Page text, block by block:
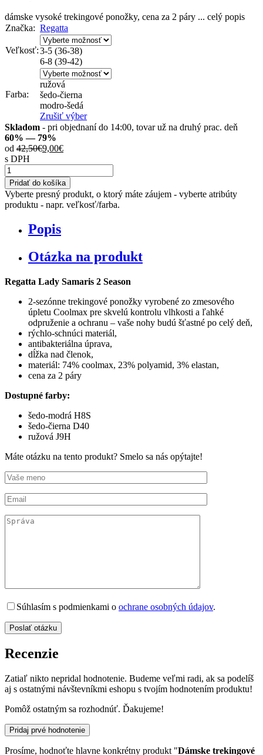
dámske vysoké trekingové ponožky, cena za 2 páry ... celý popis
Značka: Regatta
Veľkosť:3-5 (36-38)
6-8 (39-42)
Farba:
ružová
šedo-čierna
modro-šedá
Zrušiť výber
Skladom - pri objednaní do 14:00, tovar už na druhý prac. deň
60% — 79%
od 42,50€9,00€
s DPH
množstvo
Dámske
trekingové
ponožky
Regatta
Samaris
Season
RWH046
Pridať do košíka
Vyberte presný produkt, o ktorý máte záujem - vyberte atribúty
produktu - napr. veľkosť/farba.
Popis
Otázka na produkt
Regatta Lady Samaris 2 Season
2-sezónne trekingové ponožky vyrobené zo zmesového
úpletu Coolmax pre skvelú kontrolu vlhkosti a ľahké
odpruženie a ochranu – vaše nohy budú šťastné po celý deň,
rýchlo-schnúci materiál,
antibakteriálna úprava,
dĺžka nad členok,
materiál: 74% coolmax, 23% polyamid, 3% elastan,
cena za 2 páry
Dostupné farby:
šedo-modrá H8S
šedo-čierna D40
ružová J9H
Máte otázku na tento produkt? Smelo sa nás opýtajte!
Súhlasím s podmienkami o ochrane osobných údajov.
Recenzie
Zatiaľ nikto nepridal hodnotenie. Budeme veľmi radi, ak sa podelíš
aj s ostatnými návštevníkmi eshopu s tvojím hodnotením produktu!
Pomôž ostatným sa rozhodnúť. Ďakujeme!
Pridaj prvé hodnotenie
Prosíme, hodnoťte hlavne konkrétny produkt "Dámske trekingové